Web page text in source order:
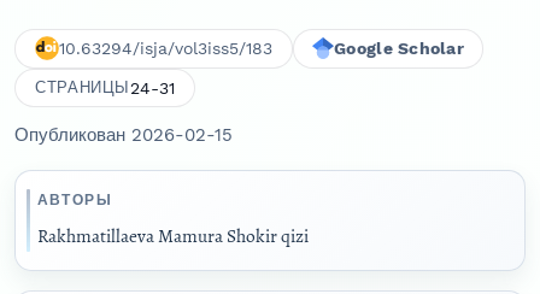
10.63294/isja/vol3iss5/183 Google Scholar
СТРАНИЦЫ24-31
Опубликован 2026-02-15
АВТОРЫ
Rakhmatillaeva Mamura Shokir qizi